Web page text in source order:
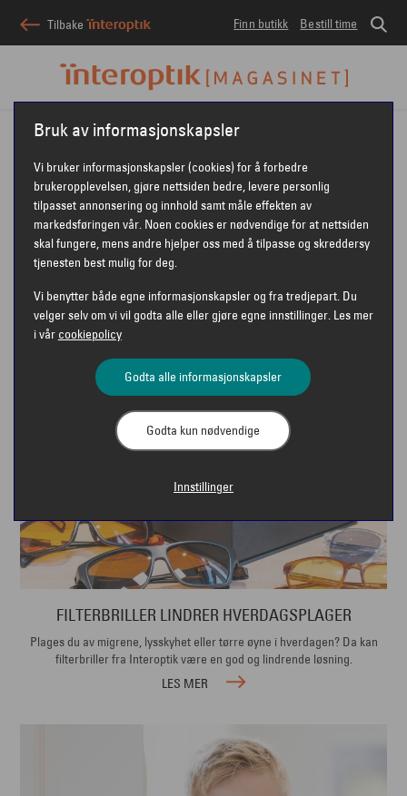
Tilbake Finn butikk Bestill time
Interoptik Interoptik-magasinet Briller
BRILLER OG
BRILLEGLASS
FILTERBRILLER LINDRER HVERDAGSPLAGER
Plages du av migrene, lysskyhet eller tørre øyne i hverdagen? Da kan
filterbriller fra Interoptik være en god og lindrende løsning.
LES MER
Bruk av informasjonskapsler
Vi bruker informasjonskapsler (cookies) for å forbedre
brukeropplevelsen, gjøre nettsiden bedre, levere personlig
tilpasset annonsering og innhold samt måle effekten av
markedsføringen vår. Noen cookies er nødvendige for at nettsiden
skal fungere, mens andre hjelper oss med å tilpasse og skreddersy
tjenesten best mulig for deg.
Vi benytter både egne informasjonskapsler og fra tredjepart. Du
velger selv om vi vil godta alle eller gjøre egne innstillinger. Les mer
i vår cookiepolicy
Godta alle informasjonskapsler
Godta kun nødvendige
Innstillinger